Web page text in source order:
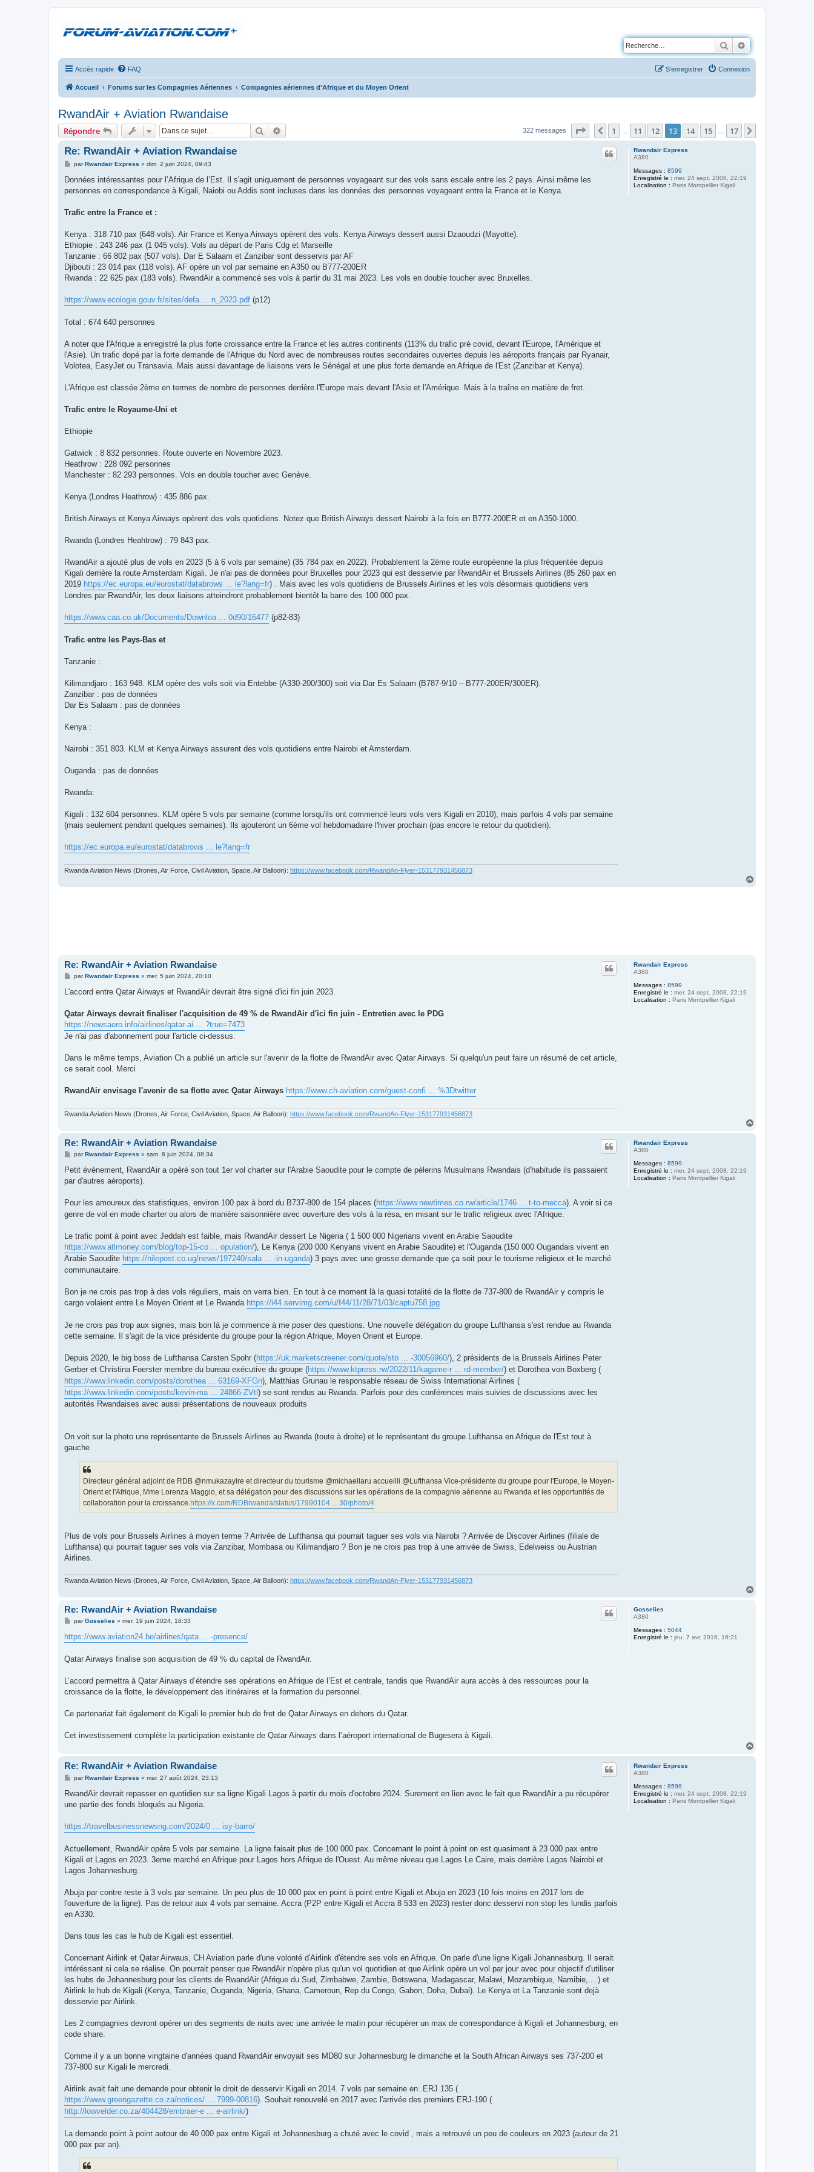
Rechercher
Accès rapide FAQ Connexion
S’enregistrer
Accueil Forums sur les Compagnies Aériennes Compagnies aériennes d'Afrique et du Moyen Orient
RwandAir + Aviation Rwandaise
Répondre Rechercher 322 messages Page 13 sur 17
Précédente
1 11 12 13 14 15 17
Rwandair Express
A380
Messages : 8599
Enregistré le : mer. 24 sept. 2008, 22:19
Localisation : Paris Montpellier Kigali
Re: RwandAir + Aviation Rwandaise
M
s
a
parRwandair Express » dim. 2 juin 2024, 09:43
Données intéressantes pour l’Afrique de l’Est. Il s'agit uniquement de personnes voyageant sur des vols sans escale entre les 2 pays. Ainsi même les
personnes en correspondance à Kigali, Naiobi ou Addis sont incluses dans les données des personnes voyageant entre la France et le Kenya.
Trafic entre la France et :
Kenya : 318 710 pax (648 vols). Air France et Kenya Airways opèrent des vols. Kenya Airways dessert aussi Dzaoudzi (Mayotte).
Ethiopie : 243 246 pax (1 045 vols). Vols au départ de Paris Cdg et Marseille
Tanzanie : 66 802 pax (507 vols). Dar E Salaam et Zanzibar sont desservis par AF
Djibouti : 23 014 pax (118 vols). AF opère un vol par semaine en A350 ou B777-200ER
Rwanda : 22 625 pax (183 vols). RwandAir a commencé ses vols à partir du 31 mai 2023. Les vols en double toucher avec Bruxelles.
https://www.ecologie.gouv.fr/sites/defa ... n_2023.pdf (p12)
Total : 674 640 personnes
A noter que l'Afrique a enregistré la plus forte croissance entre la France et les autres continents (113% du trafic pré covid, devant l'Europe, l'Amérique et
l'Asie). Un trafic dopé par la forte demande de l'Afrique du Nord avec de nombreuses routes secondaires ouvertes depuis les aéroports français par Ryanair,
Volotea, EasyJet ou Transavia. Mais aussi davantage de liaisons vers le Sénégal et une plus forte demande en Afrique de l'Est (Zanzibar et Kenya).
L'Afrique est classée 2ème en termes de nombre de personnes derrière l'Europe mais devant l'Asie et l'Amérique. Mais à la traîne en matière de fret.
Trafic entre le Royaume-Uni et
Ethiopie
Gatwick : 8 832 personnes. Route ouverte en Novembre 2023.
Heathrow : 228 092 personnes
Manchester : 82 293 personnes. Vols en double toucher avec Genève.
Kenya (Londres Heathrow) : 435 886 pax.
British Airways et Kenya Airways opèrent des vols quotidiens. Notez que British Airways dessert Nairobi à la fois en B777-200ER et en A350-1000.
Rwanda (Londres Heahtrow) : 79 843 pax.
RwandAir a ajouté plus de vols en 2023 (5 à 6 vols par semaine) (35 784 pax en 2022). Probablement la 2ème route européenne la plus fréquentée depuis
Kigali derrière la route Amsterdam Kigali. Je n'ai pas de données pour Bruxelles pour 2023 qui est desservie par RwandAir et Brussels Airlines (85 260 pax en
2019 https://ec.europa.eu/eurostat/databrows ... le?lang=fr) . Mais avec les vols quotidiens de Brussels Airlines et les vols désormais quotidiens vers
Londres par RwandAir, les deux liaisons atteindront probablement bientôt la barre des 100 000 pax.
https://www.caa.co.uk/Documents/Downloa ... 0d90/16477 (p82-83)
Trafic entre les Pays-Bas et
Tanzanie :
Kilimandjaro : 163 948. KLM opère des vols soit via Entebbe (A330-200/300) soit via Dar Es Salaam (B787-9/10 – B777-200ER/300ER).
Zanzibar : pas de données
Dar Es Salaam : pas de données
Kenya :
Nairobi : 351 803. KLM et Kenya Airways assurent des vols quotidiens entre Nairobi et Amsterdam.
Ouganda : pas de données
Rwanda:
Kigali : 132 604 personnes. KLM opère 5 vols par semaine (comme lorsqu'ils ont commencé leurs vols vers Kigali en 2010), mais parfois 4 vols par semaine
(mais seulement pendant quelques semaines). Ils ajouteront un 6ème vol hebdomadaire l'hiver prochain (pas encore le retour du quotidien).
https://ec.europa.eu/eurostat/databrows ... le?lang=fr
Rwanda Aviation News (Drones, Air Force, Civil Aviation, Space, Air Balloon): https://www.facebook.com/RwandAn-Flyer-153177931456873
Rwandair Express
A380
Messages : 8599
Enregistré le : mer. 24 sept. 2008, 22:19
Localisation : Paris Montpellier Kigali
Re: RwandAir + Aviation Rwandaise
M
s
g
parRwandair Express » mer. 5 juin 2024, 20:10
L'accord entre Qatar Airways et RwandAir devrait être signé d'ici fin juin 2023.
Qatar Airways devrait finaliser l'acquisition de 49 % de RwandAir d'ici fin juin - Entretien avec le PDG
https://newsaero.info/airlines/qatar-ai ... ?true=7473
Je n'ai pas d'abonnement pour l'article ci-dessus.
Dans le même temps, Aviation Ch a publié un article sur l'avenir de la flotte de RwandAir avec Qatar Airways. Si quelqu'un peut faire un résumé de cet article,
ce serait cool. Merci
RwandAir envisage l'avenir de sa flotte avec Qatar Airways https://www.ch-aviation.com/guest-confi ... %3Dtwitter
Rwanda Aviation News (Drones, Air Force, Civil Aviation, Space, Air Balloon): https://www.facebook.com/RwandAn-Flyer-153177931456873
Rwandair Express
A380
Messages : 8599
Enregistré le : mer. 24 sept. 2008, 22:19
Localisation : Paris Montpellier Kigali
Re: RwandAir + Aviation Rwandaise
M
s
a
par Rwandair Express » sam. 8 juin 2024, 08:34
Petit événement, RwandAir a opéré son tout 1er vol charter sur l'Arabie Saoudite pour le compte de pèlerins Musulmans Rwandais (d'habitude ils passaient
par d'autres aéroports).
Pour les amoureux des statistiques, environ 100 pax à bord du B737-800 de 154 places (https://www.newtimes.co.rw/article/1746 ... t-to-mecca). A voir si ce
genre de vol en mode charter ou alors de manière saisonnière avec ouverture des vols à la résa, en misant sur le trafic religieux avec l'Afrique.
Le trafic point à point avec Jeddah est faible, mais RwandAir dessert Le Nigeria ( 1 500 000 Nigerians vivent en Arabie Saoudite
https://www.atlmoney.com/blog/top-15-co ... opulation/), Le Kenya (200 000 Kenyans vivent en Arabie Saoudite) et l'Ouganda (150 000 Ougandais vivent en
Arabie Saoudite https://nilepost.co.ug/news/197240/sala ... -in-uganda) 3 pays avec une grosse demande que ça soit pour le tourisme religieux et le marché
communautaire.
Bon je ne crois pas trop à des vols réguliers, mais on verra bien. En tout à ce moment là la quasi totalité de la flotte de 737-800 de RwandAir y compris le
cargo volaient entre Le Moyen Orient et Le Rwanda https://i44.servimg.com/u/f44/11/28/71/03/captu758.jpg
Je ne crois pas trop aux signes, mais bon là je commence à me poser des questions. Une nouvelle délégation du groupe Lufthansa s'est rendue au Rwanda
cette semaine. Il s'agit de la vice présidente du groupe pour la région Afrique, Moyen Orient et Europe.
Depuis 2020, le big boss de Lufthansa Carsten Spohr (https://uk.marketscreener.com/quote/sto ... -30056960/), 2 présidents de la Brussels Airlines Peter
Gerber et Christina Foerster membre du bureau exécutive du groupe (https://www.ktpress.rw/2022/11/kagame-r ... rd-member/) et Dorothea von Boxberg (
https://www.linkedin.com/posts/dorothea ... 63169-XFGn), Matthias Grunau le responsable réseau de Swiss International Airlines (
https://www.linkedin.com/posts/kevin-ma ... 24866-ZVtl ) se sont rendus au Rwanda. Parfois pour des conférences mais suivies de discussions avec les
autorités Rwandaises avec aussi présentations de nouveaux produits
On voit sur la photo une représentante de Brussels Airlines au Rwanda (toute à droite) et le représentant du groupe Lufthansa en Afrique de l'Est tout à
gauche
Directeur général adjoint de RDB @nmukazayire et directeur du tourisme @michaellaru accueilli @Lufthansa Vice-présidente du groupe pour l'Europe, le Moyen-
Orient et l'Afrique, Mme Lorenza Maggio, et sa délégation pour des discussions sur les opérations de la compagnie aérienne au Rwanda et les opportunités de
collaboration pour la croissance.https://x.com/RDBrwanda/status/17990104 ... 30/photo/4
Plus de vols pour Brussels Airlines à moyen terme ? Arrivée de Lufthansa qui pourrait taguer ses vols via Nairobi ? Arrivée de Discover Airlines (filiale de
Lufthansa) qui pourrait taguer ses vols via Zanzibar, Mombasa ou Kilimandjaro ? Bon je ne crois pas trop à une arrivée de Swiss, Edelweiss ou Austrian
Airlines.
Rwanda Aviation News (Drones, Air Force, Civil Aviation, Space, Air Balloon): https://www.facebook.com/RwandAn-Flyer-153177931456873
Gosselies
A380
Messages : 5044
Enregistré le : jeu. 7 avr. 2016, 16:21
Re: RwandAir + Aviation Rwandaise
M
s
s
g
e
parGosselies » mer. 19 juin 2024, 18:33
https://www.aviation24.be/airlines/qata ... -presence/
Qatar Airways finalise son acquisition de 49 % du capital de RwandAir.
L’accord permettra à Qatar Airways d’étendre ses opérations en Afrique de l’Est et centrale, tandis que RwandAir aura accès à des ressources pour la
croissance de la flotte, le développement des itinéraires et la formation du personnel.
Ce partenariat fait également de Kigali le premier hub de fret de Qatar Airways en dehors du Qatar.
Cet investissement complète la participation existante de Qatar Airways dans l’aéroport international de Bugesera à Kigali.
Rwandair Express
A380
Messages : 8599
Enregistré le : mer. 24 sept. 2008, 22:19
Localisation : Paris Montpellier Kigali
Re: RwandAir + Aviation Rwandaise
M
s
a
parRwandair Express » mar. 27 août 2024, 23:13
RwandAir devrait repasser en quotidien sur sa ligne Kigali Lagos à partir du mois d'octobre 2024. Surement en lien avec le fait que RwandAir a pu récupérer
une partie des fonds bloqués au Nigeria.
https://travelbusinessnewsng.com/2024/0 ... isy-barro/
Actuellement, RwandAir opère 5 vols par semaine. La ligne faisait plus de 100 000 pax. Concernant le point à point on est quasiment à 23 000 pax entre
Kigali et Lagos en 2023. 3eme marché en Afrique pour Lagos hors Afrique de l'Ouest. Au même niveau que Lagos Le Caire, mais derrière Lagos Nairobi et
Lagos Johannesburg.
Abuja par contre reste à 3 vols par semaine. Un peu plus de 10 000 pax en point à point entre Kigali et Abuja en 2023 (10 fois moins en 2017 lors de
l'ouverture de la ligne). Pas de retour aux 4 vols par semaine. Accra (P2P entre Kigali et Accra 8 533 en 2023) rester donc desservi non stop les lundis parfois
en A330.
Dans tous les cas le hub de Kigali est essentiel.
Concernant Airlink et Qatar Airwaus, CH Aviation parle d'une volonté d'Airlink d'étendre ses vols en Afrique. On parle d'une ligne Kigali Johannesburg. Il serait
intéréssant si cela se réalise. On pourrait penser que RwandAir n'opère plus qu'un vol quotidien et que Airlink opère un vol par jour avec pour objectif d'utiliser
les hubs de Johannesburg pour les clients de RwandAir (Afrique du Sud, Zimbabwe, Zambie, Botswana, Madagascar, Malawi, Mozambique, Namibie,....) et
Airlink le hub de Kigali (Kenya, Tanzanie, Ouganda, Nigeria, Ghana, Cameroun, Rep du Congo, Gabon, Doha, Dubai). Le Kenya et La Tanzanie sont dejà
desservie par Airlink.
Les 2 compagnies devront opérer un des segments de nuits avec une arrivée le matin pour récupérer un max de correspondance à Kigali et Johannesburg, en
code share.
Comme il y a un bonne vingtaine d'années quand RwandAir envoyait ses MD80 sur Johannesburg le dimanche et la South African Airways ses 737-200 et
737-800 sur Kigali le mercredi.
Airlink avait fait une demande pour obtenir le droit de desservir Kigali en 2014. 7 vols par semaine en..ERJ 135 (
https://www.greengazette.co.za/notices/ ... 7999-00816). Souhait renouvelé en 2017 avec l'arrivée des premiers ERJ-190 (
http://lowvelder.co.za/404428/embraer-e ... e-airlink/)
La demande point à point autour de 40 000 pax entre Kigali et Johannesburg a chuté avec le covid , mais a retrouvé un peu de couleurs en 2023 (autour de 21
000 pax par an).